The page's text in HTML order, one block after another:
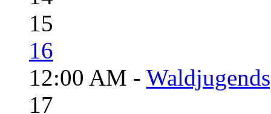
15
16
12:00 AM -
17